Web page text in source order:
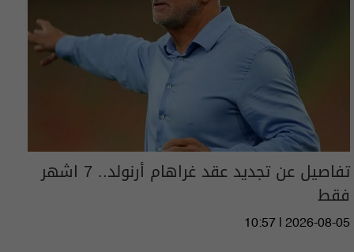
تفاصيل عن تجديد عقد غراهام أرنولد.. 7 اشهر
فقط
10:57 | 2026-08-05